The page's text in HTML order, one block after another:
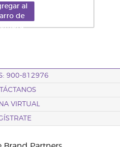
al
de
900-812976
VIRTUAL